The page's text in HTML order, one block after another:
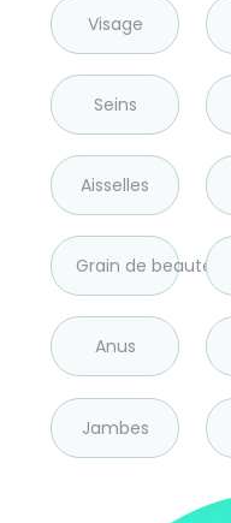
Visage
Seins
Aisselles
Grain de beauté
Anus
Jambes